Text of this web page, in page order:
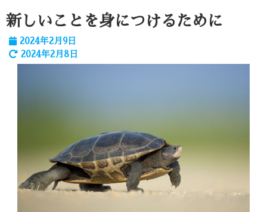
新しいことを身につけるために
2024年2月9日
2024年2月8日